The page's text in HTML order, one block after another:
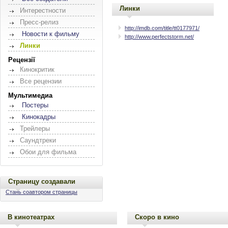
Интерестности
Пресс-релиз
Новости к фильму
Линки
Рецензії
Кинокритик
Все рецензии
Мультимедиа
Постеры
Кинокадры
Трейлеры
Саундтреки
Обои для фильма
Страницу создавали
Стань соавтором страницы
Линки
http://imdb.com/title/tt0177971/
http://www.perfectstorm.net/
В кинотеатрах Скоро в кино